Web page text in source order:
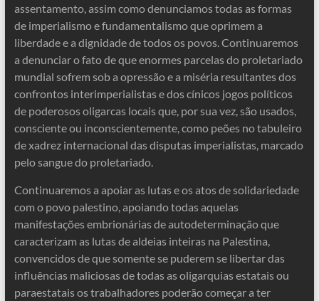
assentamento, assim como denunciamos todas as formas
de imperialismo e fundamentalismo que oprimem a
liberdade e a dignidade de todos os povos. Continuaremos
a denunciar o fato de que enormes parcelas do proletariado
mundial sofrem sob a opressão e a miséria resultantes dos
confrontos interimperialistas e dos cínicos jogos políticos
de poderosos oligarcas locais que, por sua vez, são usados,
consciente ou inconscientemente, como peões no tabuleiro
de xadrez internacional das disputas imperialistas, marcado
pelo sangue do proletariado.
Continuaremos a apoiar as lutas e os atos de solidariedade
com o povo palestino, apoiando todas aquelas
manifestações embrionárias de autodeterminação que
caracterizam as lutas de aldeias inteiras na Palestina,
convencidos de que somente se puderem se libertar das
influências maliciosas de todas as oligarquias estatais ou
paraestatais os trabalhadores poderão começar a ter